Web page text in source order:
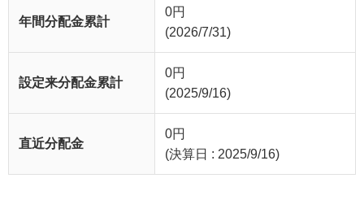
年間分配金累計
0円
(2026/7/31)
設定来分配金累計
0円
(2025/9/16)
直近分配金
0円
(決算日 : 2025/9/16)